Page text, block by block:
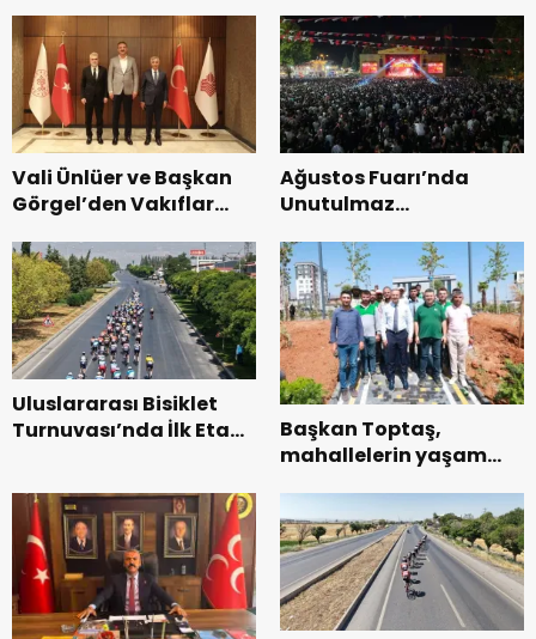
Vali Ünlüer ve Başkan
Görgel’den Vakıflar
ziyaret.
Ağustos Fuarı’nda
Unutulmaz
Uluslararası Bisiklet
Turnuvası’nda İlk Etap
Başkan Toptaş,
mahallelerin yaşam
parkları ziyaret etti.